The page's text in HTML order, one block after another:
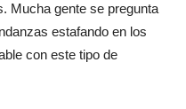
Mucha gente se pregunta
estafando en los
con este tipo de